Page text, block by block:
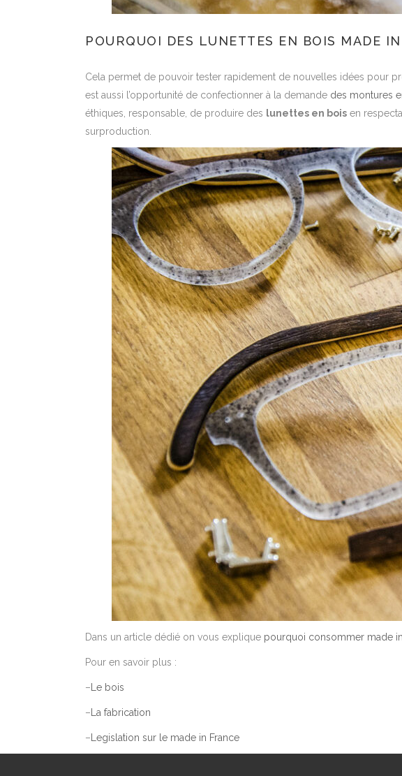
POURQUOI DES LUNETTES EN BOIS MADE
Cela permet de pouvoir tester rapidement de nouvelles idées pour
est aussi l’opportunité de confectionner à la demande des montures
éthiques, responsable, de produire des lunettes en bois en
surproduction.
Dans un article dédié on vous explique pourquoi consommer made
Pour en savoir plus :
– Le bois
– La fabrication
– Legislation sur le made in France